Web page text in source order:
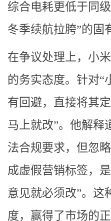
综合电耗更低于同
冬季续航拉胯”的固
在争议处理上，小
的务实态度。针对“
有回避，直接将其
马上就改”。他解释
法合规要求，但忽
成虚假营销标签，
意见就必须改”。这
度，赢得了市场的